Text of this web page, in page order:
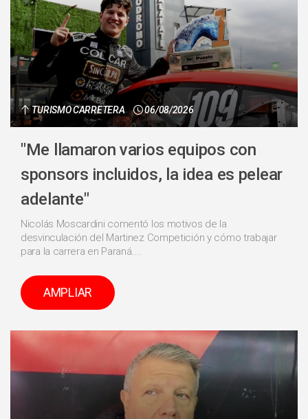
TURISMO CARRETERA 06/08/2026
"Me llamaron varios equipos con
sponsors incluidos, la idea es pelear
adelante"
Nicolás Moscardini comentó los motivos de la
desvinculación del Martinez Competición y cómo trabajar
para la carrera en Paraná....
AMPLIAR